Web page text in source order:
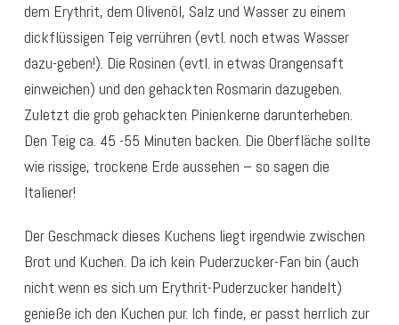
dem Erythrit, dem Olivenöl, Salz und Wasser zu einem
dickflüssigen Teig verrühren (evtl. noch etwas Wasser
dazu-geben!). Die Rosinen (evtl. in etwas Orangensaft
einweichen) und den gehackten Rosmarin dazugeben.
Zuletzt die grob gehackten Pinienkerne darunterheben.
Den Teig ca. 45 -55 Minuten backen. Die Oberfläche sollte
wie rissige, trockene Erde aussehen – so sagen die
Italiener!
Der Geschmack dieses Kuchens liegt irgendwie zwischen
Brot und Kuchen. Da ich kein Puderzucker-Fan bin (auch
nicht wenn es sich um Erythrit-Puderzucker handelt)
genieße ich den Kuchen pur. Ich finde, er passt herrlich zur